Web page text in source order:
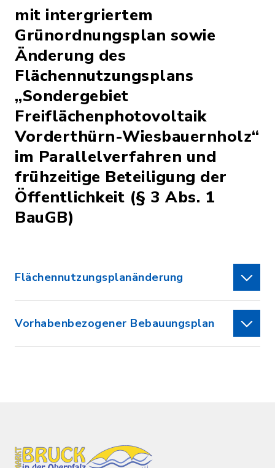
mit intergriertem
Grünordnungsplan sowie
Änderung des
Flächennutzungsplans
„Sondergebiet
Freiflächenphotovoltaik
Vorderthürn-Wiesbauernholz“
im Parallelverfahren und
frühzeitige Beteiligung der
Öffentlichkeit (§ 3 Abs. 1
BauGB)
Flächennutzungsplanänderung
Vorhabenbezogener Bebauungsplan